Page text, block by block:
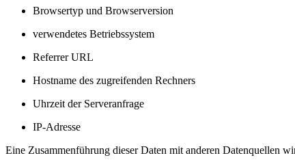
Browsertyp und Browserversion
verwendetes Betriebssystem
Referrer URL
Hostname des zugreifenden Rechners
Uhrzeit der Serveranfrage
IP-Adresse
Eine Zusammenführung dieser Daten mit anderen Datenquellen